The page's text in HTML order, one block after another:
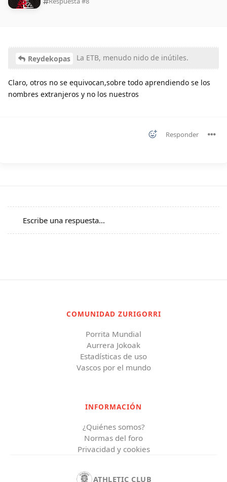
Reydekopas La ETB, menudo nido de inútiles.
Claro, otros no se equivocan,sobre todo aprendiendo se los
nombres extranjeros y no los nuestros
Responder
Escribe una respuesta...
COMUNIDAD ZURIGORRI
Porrita Mundial
Aurrera Jokoak
Estadísticas de uso
Vascos por el mundo
INFORMACIÓN
¿Quiénes somos?
Normas del foro
Privacidad y cookies
ATHLETIC CLUB